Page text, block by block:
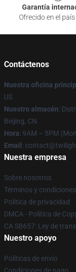
Garantía
Ofrecido en el
Contáctenos
Nuestra oficina
US
Nuestro almacén:
Beijing, CN
Hora: 9AM – 5PM
Email :
Nuestra empresa
Sobre nosotros
Términos y condiciones
Política de privacidad
DMCA - Política de
CA SB657: Ley de
Nuestro apoyo
Políticas de envío